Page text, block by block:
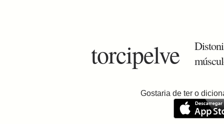
torcipelve
Gostaria de ter o